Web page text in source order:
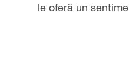
le oferă un